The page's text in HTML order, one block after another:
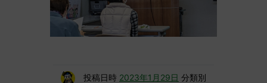
投稿日時 2023年1月29日 分類別